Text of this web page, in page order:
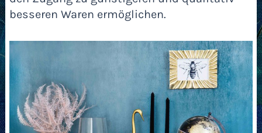
besseren Waren ermöglichen.